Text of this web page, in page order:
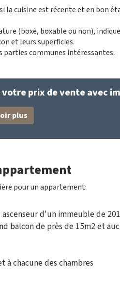
la cuisine est récente et en bon
(boxé, boxable ou non),
et leurs superficies.
parties communes intéressantes.
prix de vente avec
plus
pour un appartement:
d'un immeuble de
balcon de près de 15m2 et
à chacune des chambres